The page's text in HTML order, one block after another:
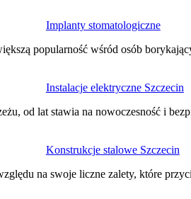
Implanty stomatologiczne
popularność wśród osób
Instalacje elektryczne Szczecin
od lat stawia na nowoczesność i
Konstrukcje stalowe Szczecin
na swoje liczne zalety, które